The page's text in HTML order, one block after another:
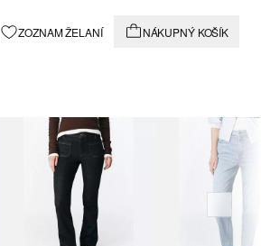
ZOZNAM ŽELANÍ NÁKUPNÝ KOŠÍK